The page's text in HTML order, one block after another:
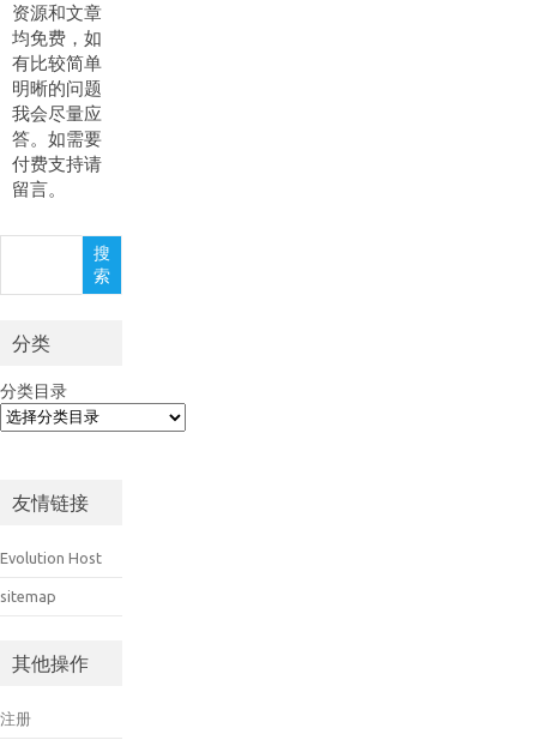
资源和文章
均免费，如
有比较简单
明晰的问题
我会尽量应
答。如需要
付费支持请
留言。
搜
索
分类
分类目录
友情链接
Evolution Host
sitemap
其他操作
注册